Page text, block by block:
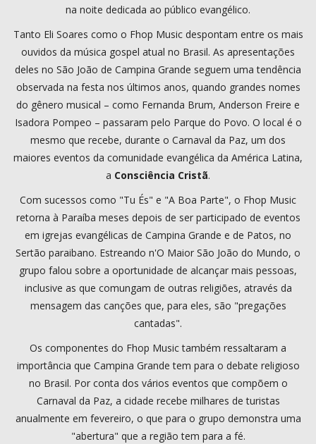
na noite dedicada ao público evangélico.
Tanto Eli Soares como o Fhop Music despontam entre os mais
ouvidos da música gospel atual no Brasil. As apresentações
deles no São João de Campina Grande seguem uma tendência
observada na festa nos últimos anos, quando grandes nomes
do gênero musical – como Fernanda Brum, Anderson Freire e
Isadora Pompeo – passaram pelo Parque do Povo. O local é o
mesmo que recebe, durante o Carnaval da Paz, um dos
maiores eventos da comunidade evangélica da América Latina,
a Consciência Cristã.
Com sucessos como "Tu És" e "A Boa Parte", o Fhop Music
retorna à Paraíba meses depois de ser participado de eventos
em igrejas evangélicas de Campina Grande e de Patos, no
Sertão paraibano. Estreando n'O Maior São João do Mundo, o
grupo falou sobre a oportunidade de alcançar mais pessoas,
inclusive as que comungam de outras religiões, através da
mensagem das canções que, para eles, são "pregações
cantadas".
Os componentes do Fhop Music também ressaltaram a
importância que Campina Grande tem para o debate religioso
no Brasil. Por conta dos vários eventos que compõem o
Carnaval da Paz, a cidade recebe milhares de turistas
anualmente em fevereiro, o que para o grupo demonstra uma
"abertura" que a região tem para a fé.